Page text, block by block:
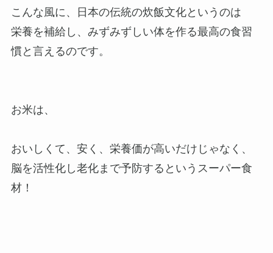
こんな風に、日本の伝統の炊飯文化というのは
栄養を補給し、みずみずしい体を作る最高の食習
慣と言えるのです。
お米は、
おいしくて、安く、栄養価が高いだけじゃなく、
脳を活性化し老化まで予防するというスーパー食
材！